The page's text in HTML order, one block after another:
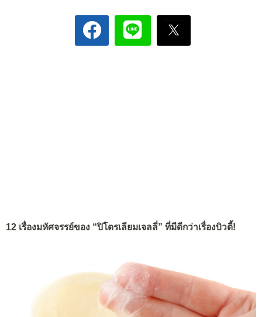
12 เรื่องมหัศจรรย์ของ “ปิโตรเลียมเจลลี่” ที่มีดีกว่าเรื่องบิวตี้!